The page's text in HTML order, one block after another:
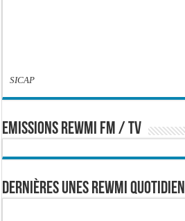
SICAP
EMISSIONS REWMI FM / TV
Dernières Unes Rewmi Quotidien